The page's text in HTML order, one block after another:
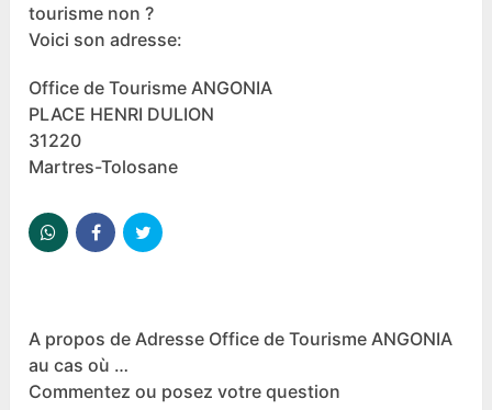
tourisme non ?
Voici son adresse:
Office de Tourisme ANGONIA
PLACE HENRI DULION
31220
Martres-Tolosane
A propos de Adresse Office de Tourisme ANGONIA
au cas où …
Commentez ou posez votre question